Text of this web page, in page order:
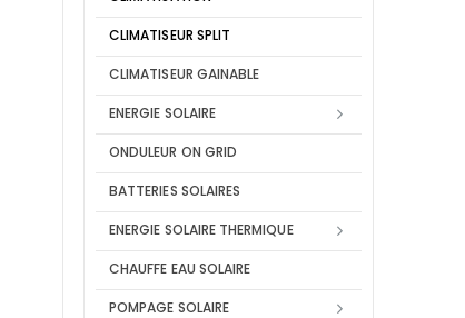
CLIMATISEUR SPLIT
CLIMATISEUR GAINABLE
ENERGIE SOLAIRE
ONDULEUR ON GRID
BATTERIES SOLAIRES
ENERGIE SOLAIRE THERMIQUE
CHAUFFE EAU SOLAIRE
POMPAGE SOLAIRE